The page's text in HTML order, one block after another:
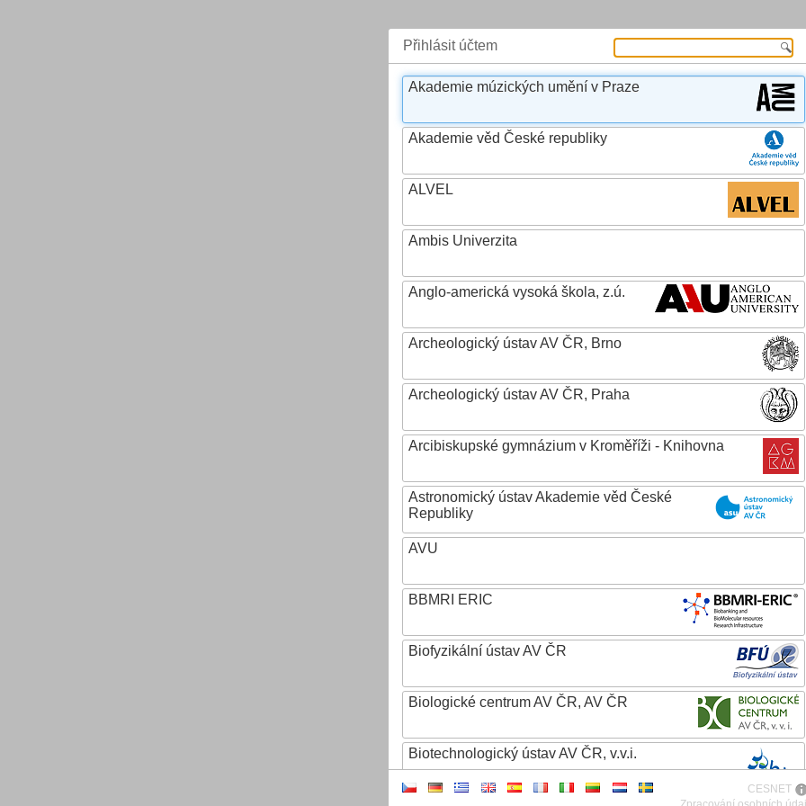
Přihlásit účtem
Akademie múzických umění v Praze
Akademie věd České republiky
ALVEL
Ambis Univerzita
Anglo-americká vysoká škola, z.ú.
Archeologický ústav AV ČR, Brno
Archeologický ústav AV ČR, Praha
Arcibiskupské gymnázium v Kroměříži - Knihovna
Astronomický ústav Akademie věd České
Republiky
AVU
BBMRI ERIC
Biofyzikální ústav AV ČR
Biologické centrum AV ČR, AV ČR
Biotechnologický ústav AV ČR, v.v.i.
CESNET